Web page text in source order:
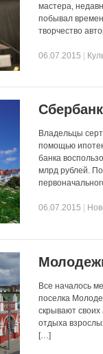
мастера,
побывал
творчество
06.07.2015
Владельцы
помощью
банка
млрд рублей.
06.07.2015
Все началось
поселка
скрывают
отдыха
[…]